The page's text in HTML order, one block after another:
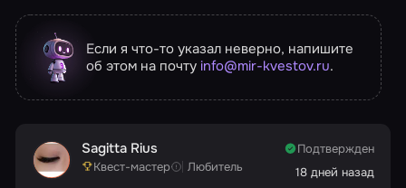
Если я что-то указал неверно, напишите
об этом на почту info@mir-kvestov.ru.
Sagitta Rius
Квест-мастер Любитель
Подтвержден
18 дней назад